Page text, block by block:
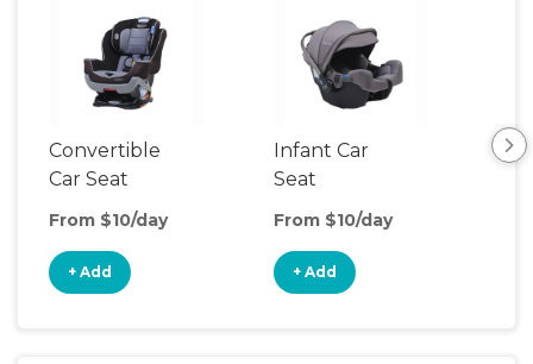
Convertible
Car Seat
From $10/day
+ Add
Infant Car
Seat
From $10/day
+ Add